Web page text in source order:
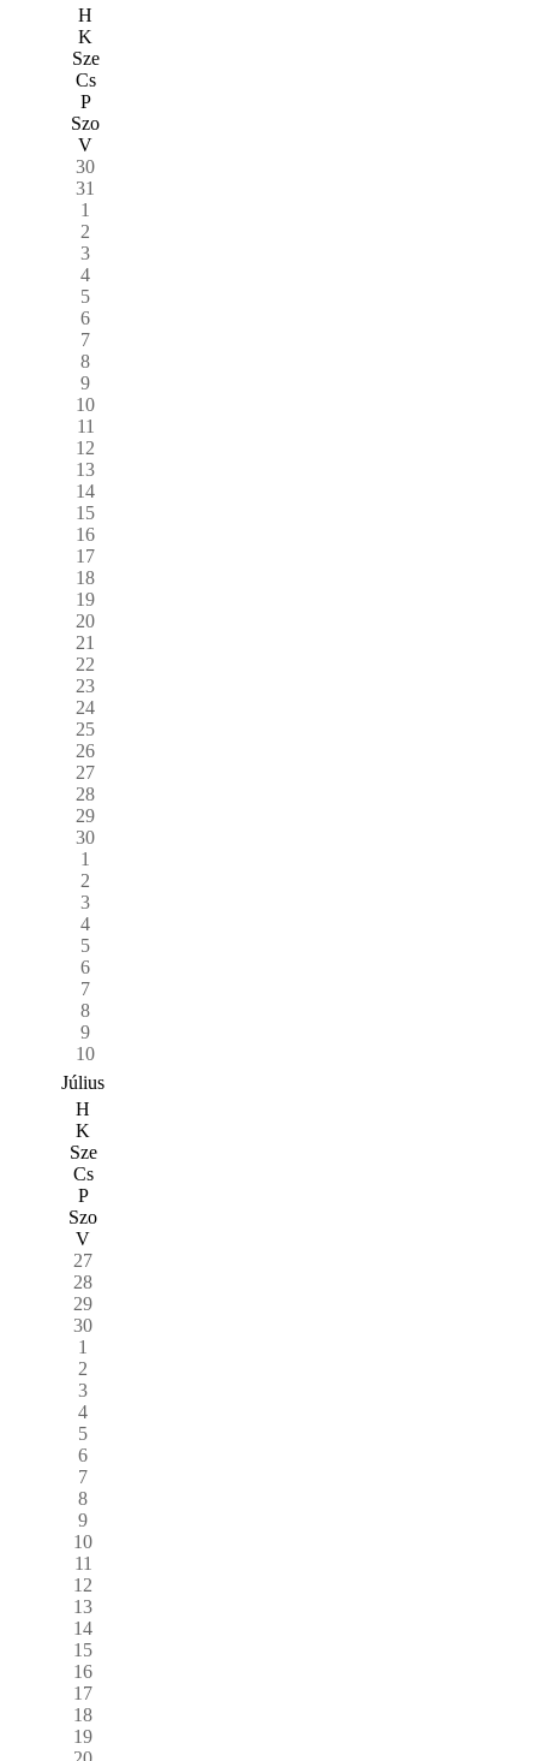
H
K
Sze
Cs
P
Szo
V
30
31
1
2
3
4
5
6
7
8
9
10
11
12
13
14
15
16
17
18
19
20
21
22
23
24
25
26
27
28
29
30
1
2
3
4
5
6
7
8
9
10
Július
H
K
Sze
Cs
P
Szo
V
27
28
29
30
1
2
3
4
5
6
7
8
9
10
11
12
13
14
15
16
17
18
19